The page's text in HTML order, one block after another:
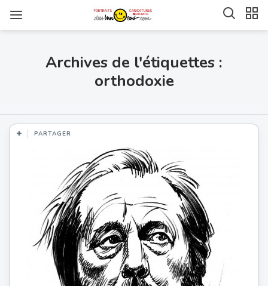
Archives de l'étiquettes :
orthodoxie
PARTAGER